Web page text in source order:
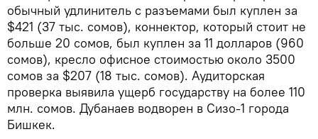
обычный удлинитель с разъемами был куплен за
$421 (37 тыс. сомов), коннектор, который стоит не
больше 20 сомов, был куплен за 11 долларов (960
сомов), кресло офисное стоимостью около 3500
сомов за $207 (18 тыс. сомов). Аудиторская
проверка выявила ущерб государству на более 110
млн. сомов. Дубанаев водворен в Сизо-1 города
Бишкек.